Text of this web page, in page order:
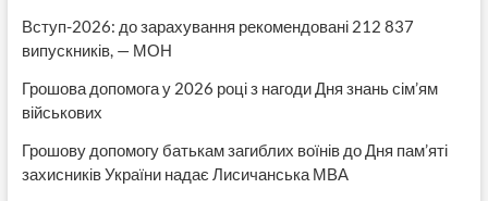
Вступ-2026: до зарахування рекомендовані 212 837
випускників, — МОН
Грошова допомога у 2026 році з нагоди Дня знань сім’ям
військових
Грошову допомогу батькам загиблих воїнів до Дня пам’яті
захисників України надає Лисичанська МВА